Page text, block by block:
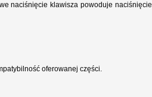
naciśnięcie klawisza powoduje naciśnięcie
oferowanej części.